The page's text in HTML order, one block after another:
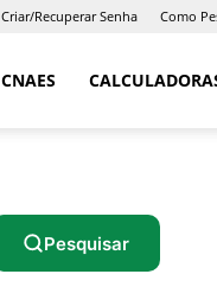
Criar/Recuperar Senha Como
CNAES
Pesquisar